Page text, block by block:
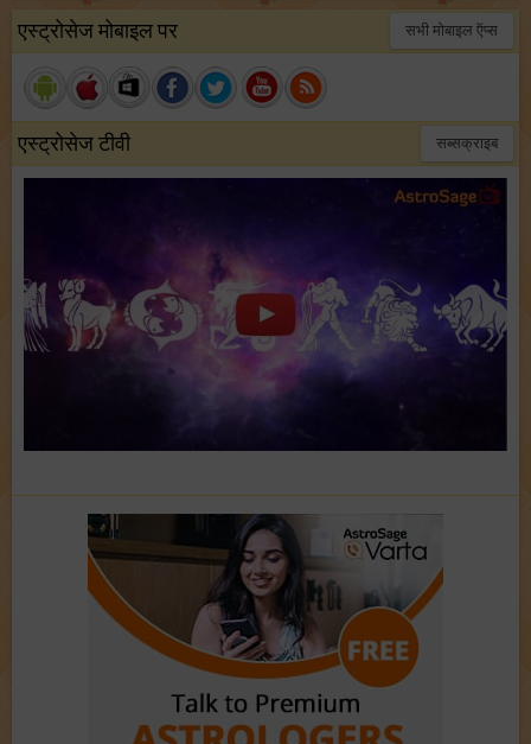
एस्ट्रोसेज मोबाइल पर सभी मोबाइल ऍप्स
एस्ट्रोसेज टीवी सब्सक्राइब